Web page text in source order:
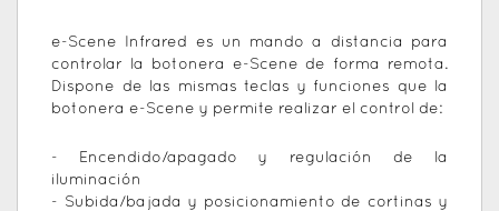
e-Scene Infrared es un mando a distancia para
controlar la botonera e-Scene de forma remota.
Dispone de las mismas teclas y funciones que la
botonera e-Scene y permite realizar el control de:
- Encendido/apagado y regulación de la
iluminación
- Subida/bajada y posicionamiento de cortinas y